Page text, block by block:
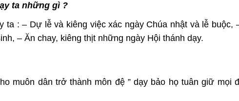
ta những gì ?
ta : – Dự lễ và kiêng việc xác ngày Chúa nhật và lễ buộc,
– Ăn chay, kiêng thịt những ngày Hội thánh dạy.
muôn dân trở thành môn đệ ” dạy bảo họ tuân giữ mọi